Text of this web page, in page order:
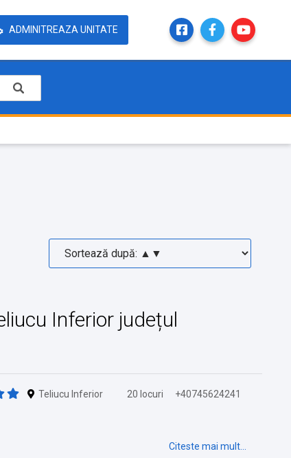
ADMINITREAZA UNITATE
Inferior județul
Teliucu Inferior 20 locuri +40745624241
Citeste mai mult...